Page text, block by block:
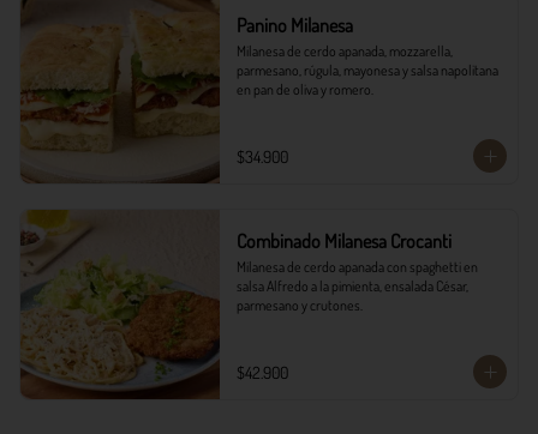
Panino Milanesa
Milanesa de cerdo apanada, mozzarella,
parmesano, rúgula, mayonesa y salsa napolitana
en pan de oliva y romero.
$34.900
Combinado Milanesa Crocanti
Milanesa de cerdo apanada con spaghetti en
salsa Alfredo a la pimienta, ensalada César,
parmesano y crutones.
$42.900